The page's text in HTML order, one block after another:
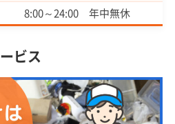
8:00～24:00 年中無休
ビス